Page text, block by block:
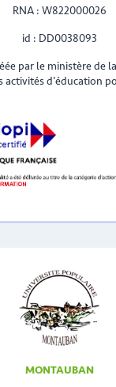
RNA : W822000026
id : DD0038093
par le ministère de
activités d'éducation
MONTAUBAN